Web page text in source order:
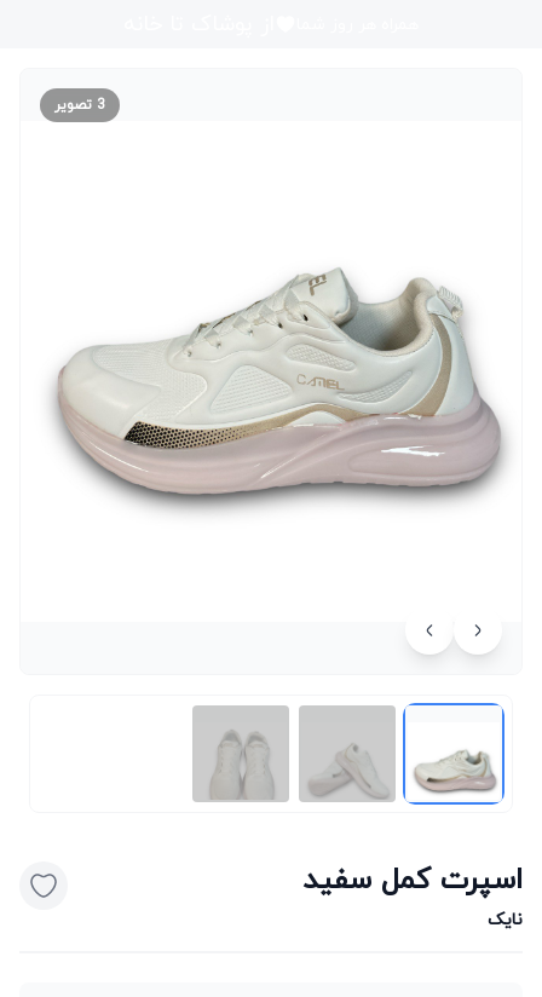
3 تصویر
اسپرت کمل سفید
نایک